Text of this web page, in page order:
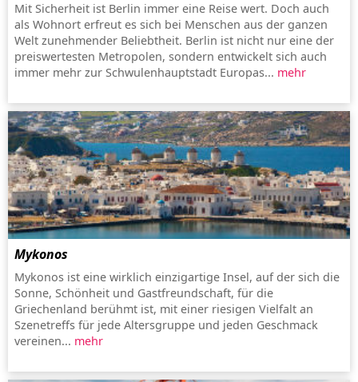
Mit Sicherheit ist Berlin immer eine Reise wert. Doch auch
als Wohnort erfreut es sich bei Menschen aus der ganzen
Welt zunehmender Beliebtheit. Berlin ist nicht nur eine der
preiswertesten Metropolen, sondern entwickelt sich auch
immer mehr zur Schwulenhauptstadt Europas... mehr
Mykonos
Mykonos ist eine wirklich einzigartige Insel, auf der sich die
Sonne, Schönheit und Gastfreundschaft, für die
Griechenland berühmt ist, mit einer riesigen Vielfalt an
Szenetreffs für jede Altersgruppe und jeden Geschmack
vereinen... mehr